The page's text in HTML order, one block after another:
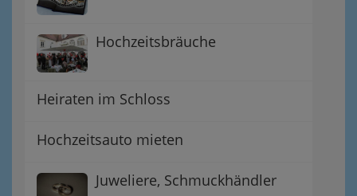
Hochzeitsbräuche
Heiraten im Schloss
Hochzeitsauto mieten
Juweliere, Schmuckhändler